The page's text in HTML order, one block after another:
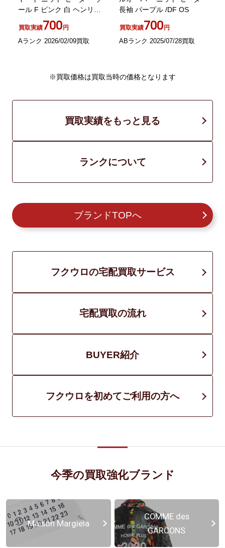
ール F ピンク 白 ヘンリー
ネック 長袖
買取実績700円
Aランク 2026/02/09買取
長袖 パープル /DF OS
買取実績700円
ABランク 2025/07/28買取
※買取価格は買取当時の価格となります
買取実績をもっと見る
ランクについて
ブランドTOPへ
フクウロの宅配買取サービス
宅配買取の流れ
BUYER紹介
フクウロを初めてご利用の方へ
今季の買取強化ブランド
Maison Margiela
COMME des
GARCONS